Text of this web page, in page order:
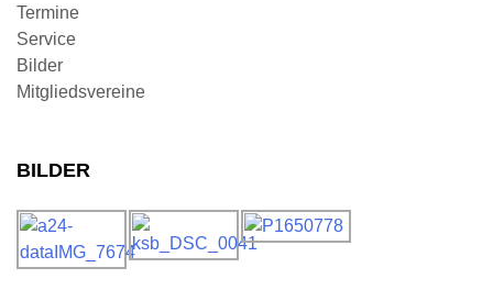
Termine
Service
Bilder
Mitgliedsvereine
BILDER